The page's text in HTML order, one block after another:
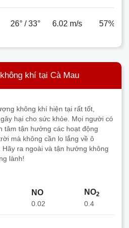
26° /33° 6.02 m/s 57%
khí tại Cà Mau
không khí hiện tại rất tốt,
hại cho sức khỏe. Mọi người có
tâm tận hưởng các hoạt động
mà không cần lo lắng về ô
Hãy ra ngoài và tận hưởng không
lành!
NO
0.02
NO2
0.4